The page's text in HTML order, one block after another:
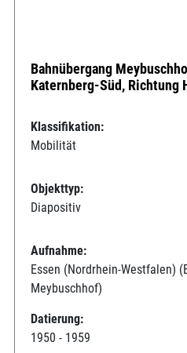
Bahnübergang
Katernberg-Süd, Richtung
Klassifikation:
Mobilität
Objekttyp:
Diapositiv
Aufnahme:
Essen (Nordrhein-Westfalen)
Meybuschhof)
Datierung:
1950 - 1959